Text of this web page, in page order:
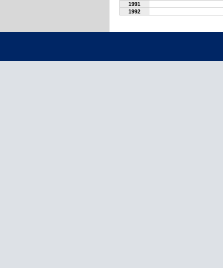
1991
1992